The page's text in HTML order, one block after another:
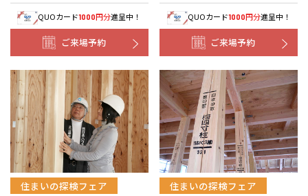
QUOカード1000円分進呈中！
ご来場予約
QUOカード1000円分進呈中！
ご来場予約
住まいの探検フェア 住まいの探検フェア